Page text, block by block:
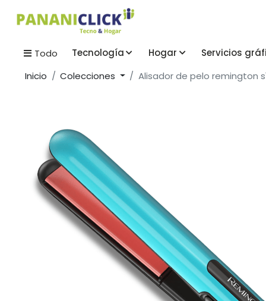
Todo Tecnología Hogar
Servicios
Inicio
Colecciones Alisador de pelo remington